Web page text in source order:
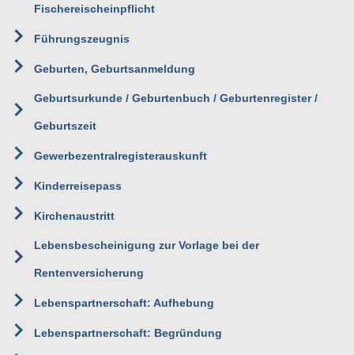
Fischereischeinpflicht
Führungszeugnis
Geburten, Geburtsanmeldung
Geburtsurkunde / Geburtenbuch / Geburtenregister /
Geburtszeit
Gewerbezentralregisterauskunft
Kinderreisepass
Kirchenaustritt
Lebensbescheinigung zur Vorlage bei der
Rentenversicherung
Lebenspartnerschaft: Aufhebung
Lebenspartnerschaft: Begründung